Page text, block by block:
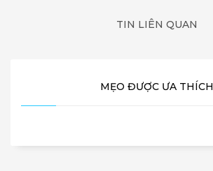
TIN LIÊN QUAN
MẸO ĐƯỢC ƯA THÍCH